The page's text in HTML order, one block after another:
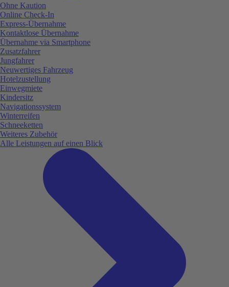
Ohne Kaution
Online Check-In
Express-Übernahme
Kontaktlose Übernahme
Übernahme via Smartphone
Zusatzfahrer
Jungfahrer
Neuwertiges Fahrzeug
Hotelzustellung
Einwegmiete
Kindersitz
Navigationssystem
Winterreifen
Schneeketten
Weiteres Zubehör
Alle Leistungen auf einen Blick